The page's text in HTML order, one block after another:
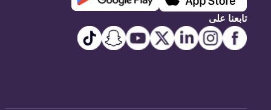
تابعنا على